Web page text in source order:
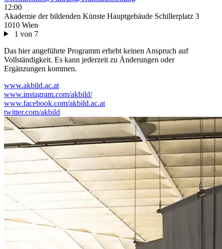
12:00
Akademie der bildenden Künste Hauptgebäude Schillerplatz 3
1010 Wien
1 von 7
Das hier angeführte Programm erhebt keinen Anspruch auf
Vollständigkeit. Es kann jederzeit zu Änderungen oder
Ergänzungen kommen.
www.akbild.ac.at
www.instagram.com/akbild/
www.facebook.com/akbild.ac.at
twitter.com/akbild